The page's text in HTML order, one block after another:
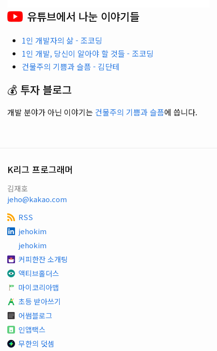
유튜브에서 나눈 이야기들
1인 개발자의 삶 - 조코딩
1인 개발, 당신이 알아야 할 것들 - 조코딩
건물주의 기쁨과 슬픔 - 김단테
💰 투자 블로그
개발 분야가 아닌 이야기는 건물주의 기쁨과 슬픔에 씁니다.
K리그 프로그래머
김재호
jeho@kakao.com
RSS
jehokim
jehokim
커피한잔 소개팅
액티브홀더스
마이코리아맵
초등 받아쓰기
어썸블로그
인앱택스
무한의 덧셈